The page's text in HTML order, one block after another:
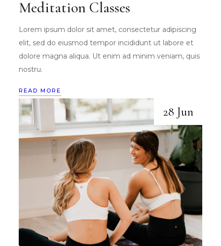
Meditation Classes
Lorem ipsum dolor sit amet, consectetur adipiscing
elit, sed do eiusmod tempor incididunt ut labore et
dolore magna aliqua. Ut enim ad minim veniam, quis
nostru.
READ MORE
28 Jun